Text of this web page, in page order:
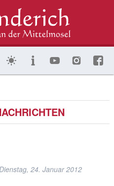
24. Januar 2012